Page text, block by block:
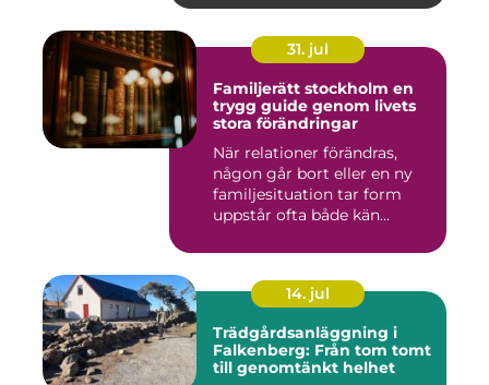
31. jul
Familjerätt stockholm en
trygg guide genom livets
stora förändringar
När relationer förändras,
någon går bort eller en ny
familjesituation tar form
uppstår ofta både kän...
14. jul
Trädgårdsanläggning i
Falkenberg: Från tom tomt
till genomtänkt helhet